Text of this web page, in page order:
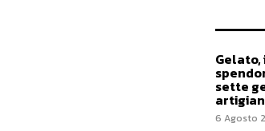
sette
6 Agosto